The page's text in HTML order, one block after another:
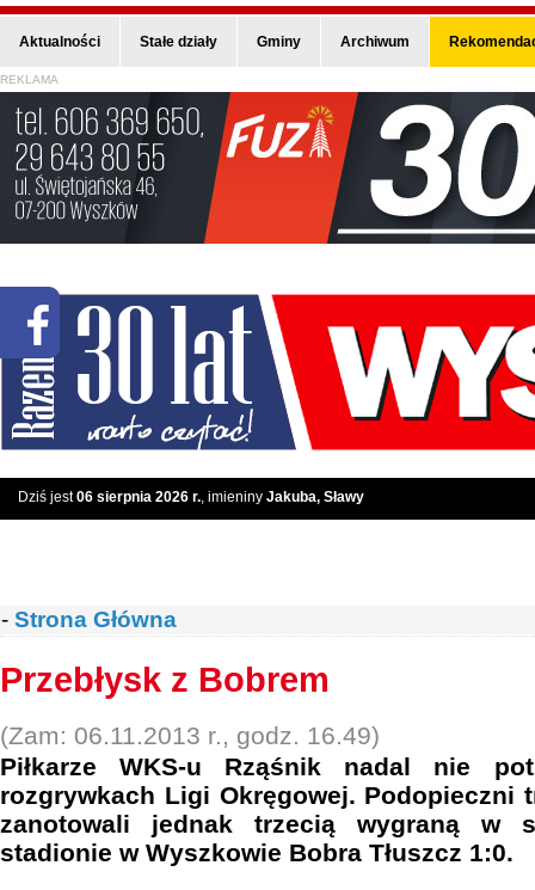
Aktualności Stałe działy Gminy Archiwum
REKLAMA
Dziś jest06 sierpnia 2026 r., imieniny Jakuba, Sławy
- Strona Główna
Przebłysk z Bobrem
(Zam: 06.11.2013 r., godz. 16.49)
Piłkarze WKS-u Rząśnik nadal nie
rozgrywkach Ligi Okręgowej. Podopieczni
zanotowali jednak trzecią wygraną w
stadionie w Wyszkowie Bobra Tłuszcz 1:0.